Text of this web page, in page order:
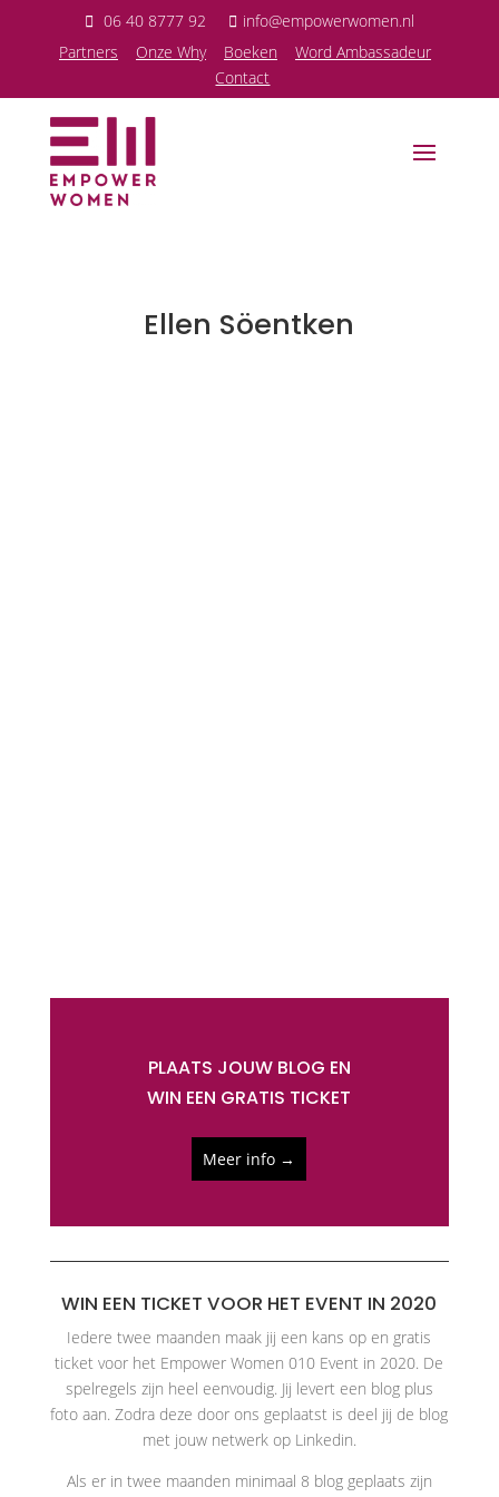
06 40 8777 92
info@empowerwomen.nl
Partners Onze Why Boeken
Word Ambassadeur
Contact
Ellen Söentken
PLAATS JOUW BLOG EN
WIN EEN GRATIS TICKET
Meer info →
WIN EEN TICKET VOOR HET EVENT IN 2020
Iedere twee maanden maak jij een kans op en gratis
ticket voor het Empower Women 010 Event in 2020. De
spelregels zijn heel eenvoudig. Jij levert een blog plus
foto aan. Zodra deze door ons geplaatst is deel jij de blog
met jouw netwerk op Linkedin.
Als er in twee maanden minimaal 8 blog geplaats zijn